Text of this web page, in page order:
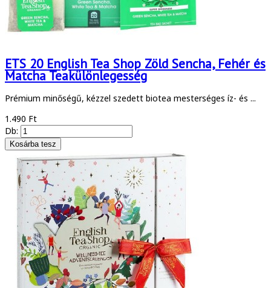
ETS 20 English Tea Shop Zöld Sencha, Fehér és
Matcha Teakülönlegesség
Prémium minőségű, kézzel szedett biotea mesterséges íz- és ...
1.490 Ft
Db: